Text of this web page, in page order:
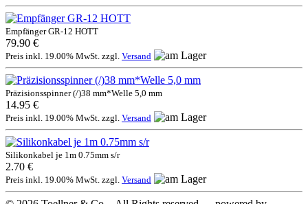
Empfänger GR-12 HOTT
79.90 €
Preis inkl. 19.00% MwSt. zzgl. Versand
Präzisionsspinner (/)38 mm*Welle 5,0 mm
14.95 €
Preis inkl. 19.00% MwSt. zzgl. Versand
Silikonkabel je 1m 0.75mm s/r
2.70 €
Preis inkl. 19.00% MwSt. zzgl. Versand